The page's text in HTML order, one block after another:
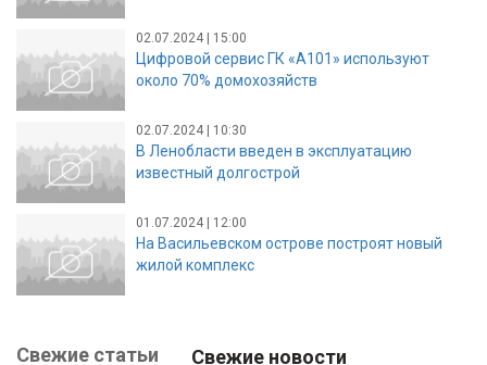
02.07.2024 | 15:00
Цифровой сервис ГК «А101» используют
около 70% домохозяйств
02.07.2024 | 10:30
В Ленобласти введен в эксплуатацию
известный долгострой
01.07.2024 | 12:00
На Васильевском острове построят новый
жилой комплекс
Свежие статьи Свежие новости